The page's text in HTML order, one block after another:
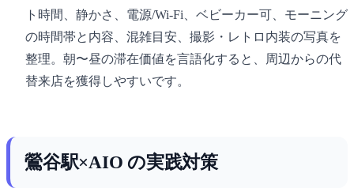
ト時間、静かさ、電源/Wi-Fi、ベビーカー可、モーニング
の時間帯と内容、混雑目安、撮影・レトロ内装の写真を
整理。朝〜昼の滞在価値を言語化すると、周辺からの代
替来店を獲得しやすいです。
鶯谷駅×AIO の実践対策